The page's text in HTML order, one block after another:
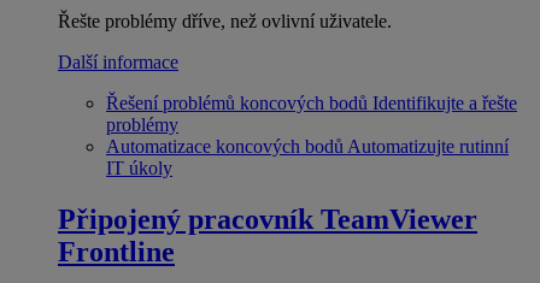
Řešte problémy dříve, než ovlivní uživatele.
Další informace
Řešení problémů koncových bodů Identifikujte a řešte
problémy
Automatizace koncových bodů Automatizujte rutinní
IT úkoly
Připojený pracovník TeamViewer
Frontline